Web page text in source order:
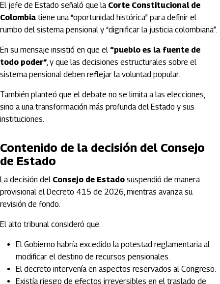
El jefe de Estado señaló que la Corte Constitucional de
Colombia tiene una “oportunidad histórica” para definir el
rumbo del sistema pensional y “dignificar la justicia colombiana”.
En su mensaje insistió en que el “pueblo es la fuente de
todo poder”, y que las decisiones estructurales sobre el
sistema pensional deben reflejar la voluntad popular.
También planteó que el debate no se limita a las elecciones,
sino a una transformación más profunda del Estado y sus
instituciones.
Contenido de la decisión del Consejo
de Estado
La decisión del Consejo de Estado suspendió de manera
provisional el Decreto 415 de 2026, mientras avanza su
revisión de fondo.
El alto tribunal consideró que:
El Gobierno habría excedido la potestad reglamentaria al
modificar el destino de recursos pensionales.
El decreto intervenía en aspectos reservados al Congreso.
Existía riesgo de efectos irreversibles en el traslado de